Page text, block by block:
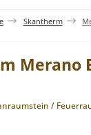
Skantherm
Merano
/